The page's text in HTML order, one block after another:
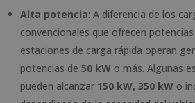
Alta potencia: A diferencia de los
convencionales que ofrecen
estaciones de carga rápida operan
potencias de 50 kW o más. Algunas
pueden alcanzar 150 kW, 350 kW o